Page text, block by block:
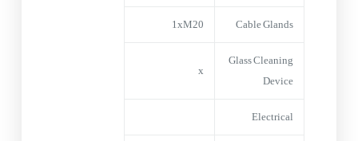
Cable Glands
1xM20
Glass Cleaning
Device
x
Electrical